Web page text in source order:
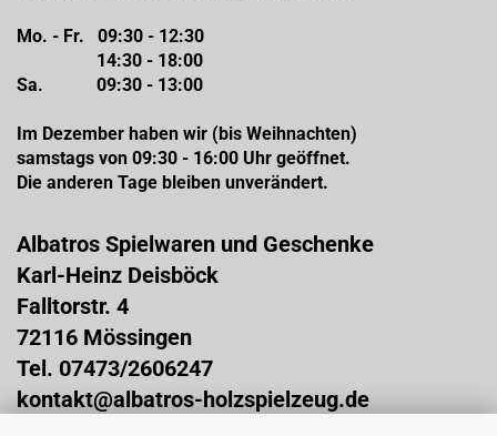
Mo. - Fr. 09:30 - 12:30
14:30 - 18:00
Sa. 09:30 - 13:00
Im Dezember haben wir (bis Weihnachten)
samstags von 09:30 - 16:00 Uhr geöffnet.
Die anderen Tage bleiben unverändert.
Albatros Spielwaren und Geschenke
Karl-Heinz Deisböck
Falltorstr. 4
72116 Mössingen
Tel. 07473/2606247
kontakt@albatros-holzspielzeug.de